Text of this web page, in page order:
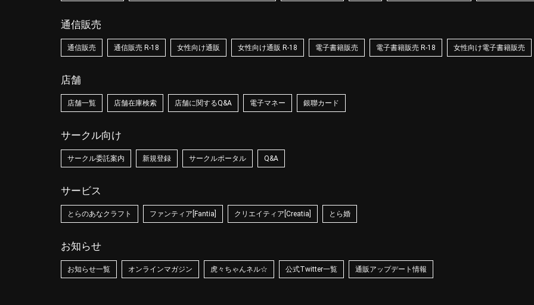
通信販売
通信販売 通信販売 R-18 女性向け通販 女性向け通販 R-18 電子書籍販売 電子書籍販売 R-18 女性向け電子書籍販売
店舗
店舗一覧 店舗在庫検索 店舗に関するQ&A 電子マネー 銀聯カード
サークル向け
サークル委託案内 新規登録 サークルポータル Q&A
サービス
とらのあなクラフト ファンティア[Fantia] クリエイティア[Creatia] とら婚
お知らせ
お知らせ一覧 オンラインマガジン 虎々ちゃんネル☆ 公式Twitter一覧 通販アップデート情報